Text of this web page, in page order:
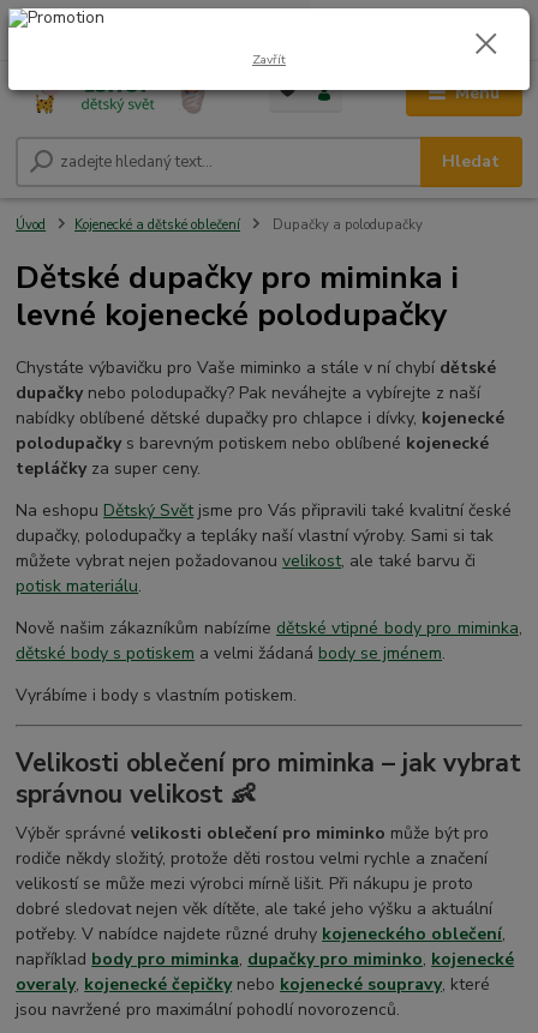
Menu
Hledat
+420 604 278 943 0,00 Kč
Úvod Kojenecké a dětské oblečení Dupačky a polodupačky
Dětské dupačky pro miminka i
levné kojenecké polodupačky
Chystáte výbavičku pro Vaše miminko a stále v ní chybí dětské
dupačkynebo polodupačky? Pak neváhejte a vybírejte z naší
nabídky oblíbené dětské dupačky pro chlapce i dívky, kojenecké
polodupačkys barevným potiskem nebo oblíbené kojenecké
tepláčkyza super ceny.
Na eshopu Dětský Světjsme pro Vás připravili také kvalitní české
dupačky, polodupačky a tepláky naší vlastní výroby. Sami si tak
můžete vybrat nejen požadovanouvelikost, ale také barvu či
potisk materiálu.
Nově našim zákazníkům nabízíme dětské vtipné body pro miminka,
dětské body s potiskem a velmi žádaná body se jménem.
Vyrábíme i body s vlastním potiskem.
Velikosti oblečení pro miminka – jak vybrat
správnou velikost 👶
Výběr správnévelikosti oblečení pro miminko může být pro
rodiče někdy složitý, protože děti rostou velmi rychle a značení
velikostí se může mezi výrobci mírně lišit. Při nákupu je proto
dobré sledovat nejen věk dítěte, ale také jeho výšku a aktuální
potřeby. V nabídce najdete různé druhy kojeneckého oblečení,
například body pro miminka, dupačky pro miminko, kojenecké
overaly, kojenecké čepičkynebo kojenecké soupravy, které
jsou navržené pro maximální pohodlí novorozenců.
Zavřít